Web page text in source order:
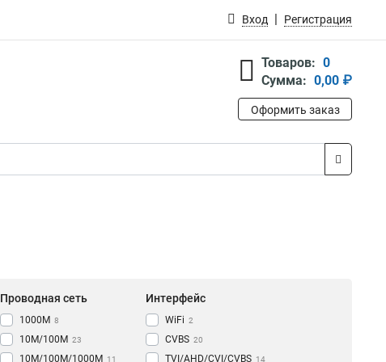
Вход Регистрация
Товаров: 0
Сумма: 0,00 ₽
Оформить заказ
Проводная сеть
1000M 8
10M/100M 23
10M/100M/1000М 11
Интерфейс
WiFi 2
CVBS 20
TVI/AHD/CVI/CVBS 14